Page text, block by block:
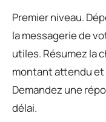
Premier niveau.
la messagerie de
utiles. Résumez la
montant attendu et
Demandez une
délai.